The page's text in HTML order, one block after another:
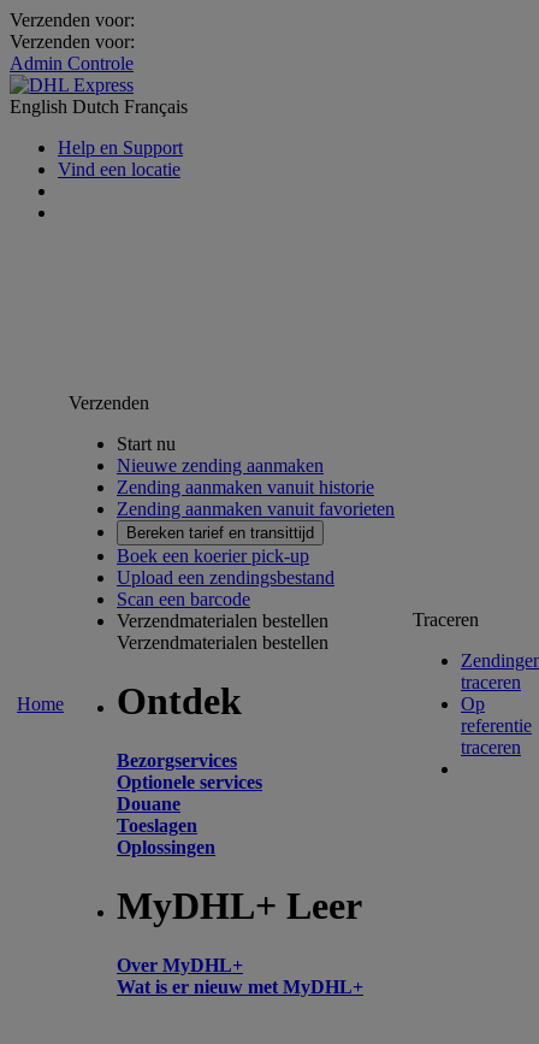
Verzenden voor:
Verzenden voor:
Admin Controle
English Dutch Français
Help en Support
Vind een locatie
Home
Verzenden
Start nu
Nieuwe zending aanmaken
Zending aanmaken vanuit historie
Zending aanmaken vanuit favorieten
Bereken tarief en transittijd
Boek een koerier pick-up
Upload een zendingsbestand
Scan een barcode
Verzendmaterialen bestellen
Verzendmaterialen bestellen
Ontdek
Bezorgservices
Optionele services
Douane
Toeslagen
Oplossingen
MyDHL+ Leer
Over MyDHL+
Wat is er nieuw met MyDHL+
Traceren
traceren
Op
referentie
traceren